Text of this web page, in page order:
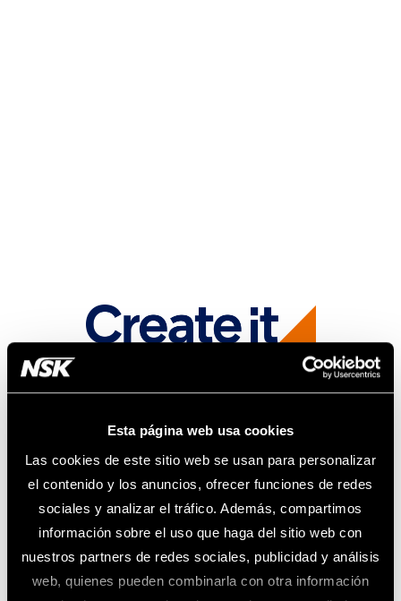
Esta página web usa cookies
Las cookies de este sitio web se usan para personalizar
el contenido y los anuncios, ofrecer funciones de redes
sociales y analizar el tráfico. Además, compartimos
información sobre el uso que haga del sitio web con
nuestros partners de redes sociales, publicidad y análisis
web, quienes pueden combinarla con otra información